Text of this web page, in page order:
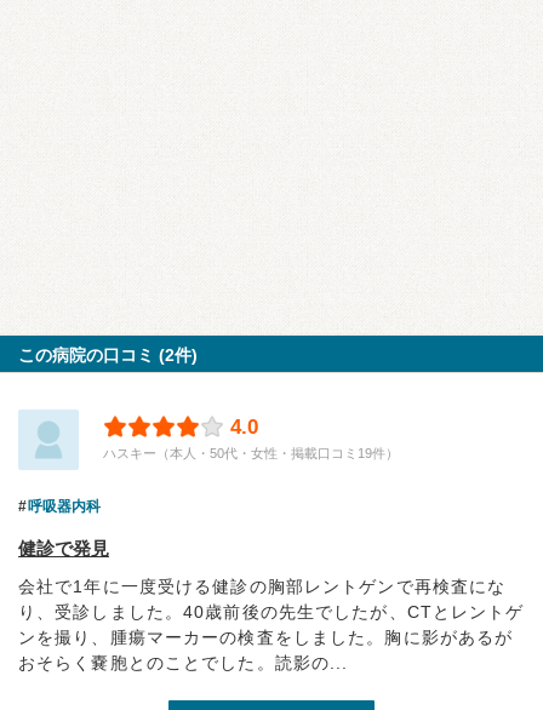
この病院の口コミ (2件)
4.0
ハスキー（本人・50代・女性・掲載口コミ19件）
呼吸器内科
健診で発見
会社で1年に一度受ける健診の胸部レントゲンで再検査にな
り、受診しました。40歳前後の先生でしたが、CTとレントゲ
ンを撮り、腫瘍マーカーの検査をしました。胸に影があるが
おそらく嚢胞とのことでした。読影の...